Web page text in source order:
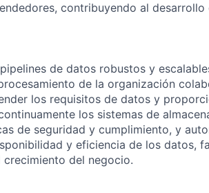
contribuyendo al
de datos robustos y
de la organización
los requisitos de datos y
los sistemas de
de seguridad y cumplimiento, y
y eficiencia de los datos,
del negocio.